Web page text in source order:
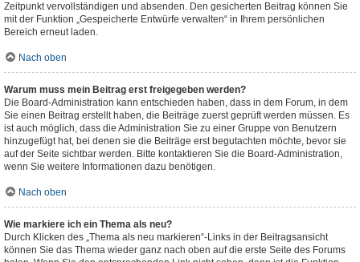
Zeitpunkt vervollständigen und absenden. Den gesicherten Beitrag können Sie
mit der Funktion „Gespeicherte Entwürfe verwalten“ in Ihrem persönlichen
Bereich erneut laden.
Nach oben
Warum muss mein Beitrag erst freigegeben werden?
Die Board-Administration kann entschieden haben, dass in dem Forum, in dem
Sie einen Beitrag erstellt haben, die Beiträge zuerst geprüft werden müssen. Es
ist auch möglich, dass die Administration Sie zu einer Gruppe von Benutzern
hinzugefügt hat, bei denen sie die Beiträge erst begutachten möchte, bevor sie
auf der Seite sichtbar werden. Bitte kontaktieren Sie die Board-Administration,
wenn Sie weitere Informationen dazu benötigen.
Nach oben
Wie markiere ich ein Thema als neu?
Durch Klicken des „Thema als neu markieren“-Links in der Beitragsansicht
können Sie das Thema wieder ganz nach oben auf die erste Seite des Forums